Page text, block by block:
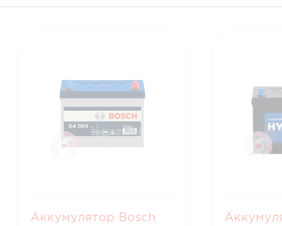
Аккумулятор Bosch